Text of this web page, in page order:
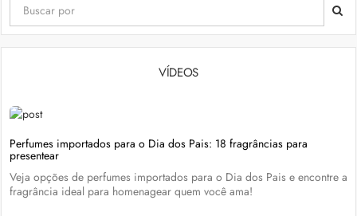
VÍDEOS
Perfumes importados para o Dia dos Pais: 18 fragrâncias para
presentear
Veja opções de perfumes importados para o Dia dos Pais e encontre a
fragrância ideal para homenagear quem você ama!